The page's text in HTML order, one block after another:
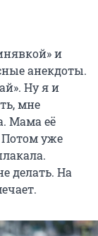
и
анекдоты.
Ну я и
мне
Мама её
Потом уже
делать. На